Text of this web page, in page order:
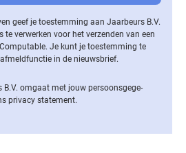
geef je toestemming aan Jaarbeurs B.V.
verwerken voor het verzenden van een
Je kunt je toestemming te
in de nieuwsbrief.
B.V. omgaat met jouw per­soons­ge­ge­
privacy statement.